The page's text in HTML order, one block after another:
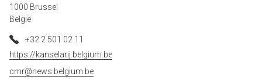
1000 Brussel
België
+32 2 501 02 11
https://kanselarij.belgium.be
cmr@news.belgium.be